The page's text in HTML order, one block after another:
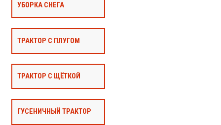
УБОРКА СНЕГА
ТРАКТОР С ПЛУГОМ
ТРАКТОР С ЩЁТКОЙ
ГУСЕНИЧНЫЙ ТРАКТОР